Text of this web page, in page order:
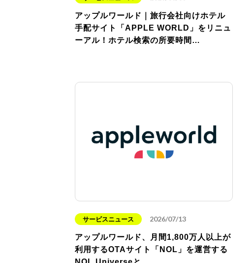
アップルワールド｜旅行会社向けホテル
手配サイト「APPLE WORLD」をリニュ
ーアル！ホテル検索の所要時間…
サービスニュース 2026/07/13
アップルワールド、月間1,800万人以上が
利用するOTAサイト「NOL」を運営する